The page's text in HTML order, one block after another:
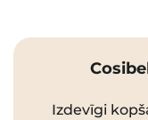
Izdevīgi